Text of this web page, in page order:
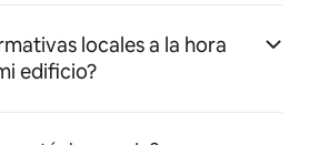
locales a la hora
edificio?